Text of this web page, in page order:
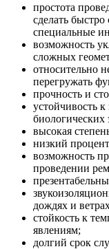
простота
сделать
специальные
возможность
сложных
относительно
перегружать
прочность и
устойчивость
биологических
высокая
низкий
возможность
проведении
дождях и
стойкость к
явлениям;
долгий срок